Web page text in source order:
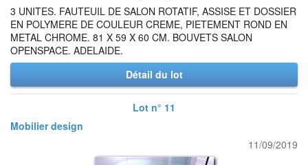
3 UNITES. FAUTEUIL DE SALON ROTATIF, ASSISE ET DOSSIER
EN POLYMERE DE COULEUR CREME, PIETEMENT ROND EN
METAL CHROME. 81 X 59 X 60 CM. BOUVETS SALON
OPENSPACE. ADELAIDE.
Détail du lot
Lot n° 11
Mobilier design
11/09/2019